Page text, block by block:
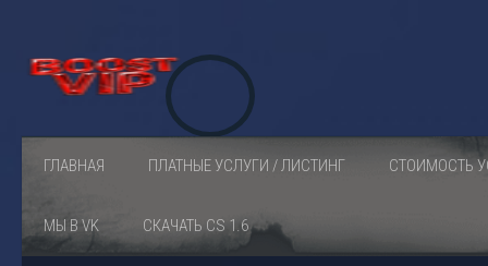
ГЛАВНАЯ ПЛАТНЫЕ УСЛУГИ / ЛИСТИНГ СТОИМОСТЬ
МЫ В VK СКАЧАТЬ CS 1.6